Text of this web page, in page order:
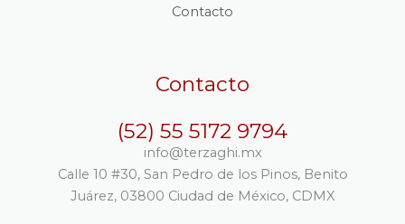
Contacto
Contacto
(52) 55 5172 9794
info@terzaghi.mx
Calle 10 #30, San Pedro de los Pinos, Benito
Juárez, 03800 Ciudad de México, CDMX